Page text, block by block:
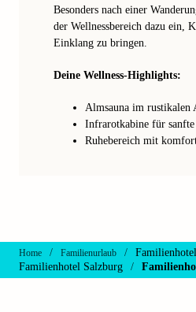
Besonders nach einer
der Wellnessbereich dazu ein,
Einklang zu bringen.
Deine Wellness-Highlights:
Almsauna im rustikalen
Infrarotkabine für
Ruhebereich mit
Home / Familienurlaub /
Familienhotel Salzburg
/